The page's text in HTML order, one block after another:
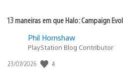
13 maneiras em que Halo: Campaign
Phil Hornshaw
PlayStation Blog Contributor
Data
23/07/2026 4